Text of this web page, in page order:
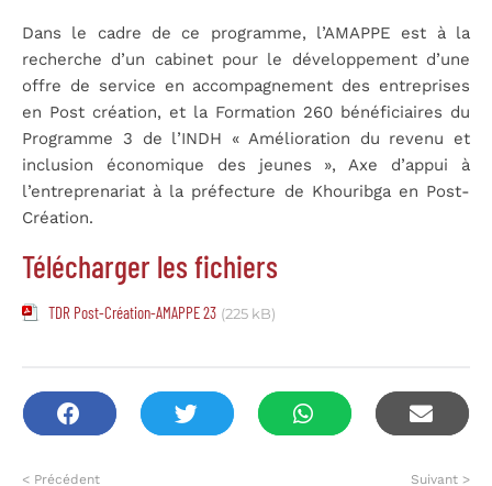
Dans le cadre de ce programme, l’AMAPPE est à la
recherche d’un cabinet pour le développement d’une
offre de service en accompagnement des entreprises
en Post création, et la Formation 260 bénéficiaires du
Programme 3 de l’INDH « Amélioration du revenu et
inclusion économique des jeunes », Axe d’appui à
l’entreprenariat à la préfecture de Khouribga en Post-
Création.
Télécharger les fichiers
TDR Post-Création-AMAPPE 23 (225 kB)
< Précédent Suivant >